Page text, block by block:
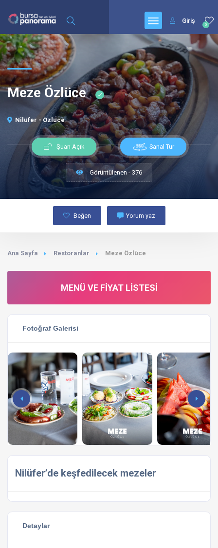
0
Giriş
Meze Özlüce
Nilüfer - Özlüce
Şuan Açık Sanal Tur
Görüntülenen - 376
Beğen Yorum yaz
Ana Sayfa Restoranlar Meze Özlüce
MENÜ VE FIYAT LISTESI
Fotoğraf Galerisi
Nilüfer’de keşfedilecek mezeler
Detaylar